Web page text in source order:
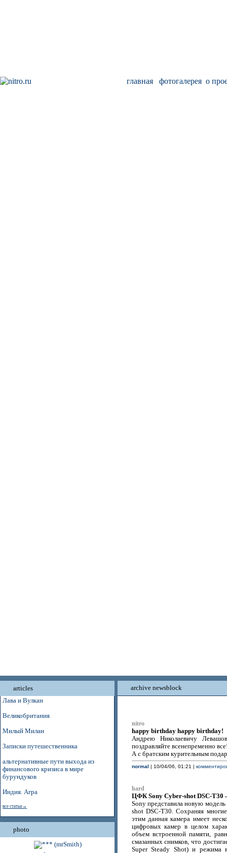
главная фотогалерея о
articles
Лава и Вулкан
Великобритания
Милый Милан
Записки путешественника
альтернативные пути выхода из
финансового кризиса в мире
бурундуков
Индия. Агра
все статьи→
photo
archive newsblock
nitro
happy birthday happy birthday!
Андрею Николаевичу
поздравляйте всенепременно
А с братским курительным
normal | 10/04/06, 01:21 |
hard
ЦФК Sony Cyber-shot DSC-T30
Sony представила новую
shot DSC-T30. Сохраняя
этим данная камера имеет
цифровых камер в целом
объем встроенной памяти,
смазанных снимков, что
Super Steady Shot) и режима